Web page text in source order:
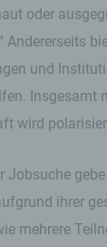
oder
Andererseits
und
Insgesamt
wird
Jobsuche
ihrer
mehrere